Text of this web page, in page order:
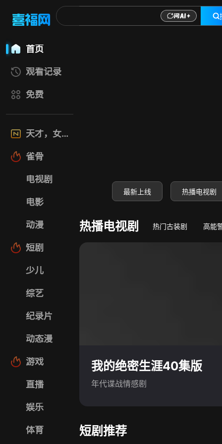
首页
观看记录
免费
天才，女友
雀骨
电视剧
电影
动漫
短剧
少儿
综艺
纪录片
动态漫
游戏
直播
娱乐
体育
最新上线 热播电视剧
热播电视剧 热门古装剧 高能
我的绝密生涯40集版
年代谍战情感剧
短剧推荐